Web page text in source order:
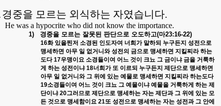
경중을 모르는 외식하는 자였습니다.
He was a hypocrite who did not know the importance.
1) 경중을 모르는 잘못된 판단으로 오도하고(마23:16-22)
16화 있을찐저 소경된 인도자여 너희가 말하되 누구든지 성전으로
맹세하면 아무 일 없거니와 성전의 금으로 맹세하면 지킬찌라 하는
도다17우맹이요 소경들이여 어느 것이 크뇨 그 금이냐 금을 거룩하
게 하는 성전이냐18너희가 또 이르되 누구든지 제단으로 맹세하면
아무 일 없거니와 그 위에 있는 예물로 맹세하면 지킬찌라 하는도다
19소경들이여 어느 것이 크뇨 그 예물이냐 예물을 거룩하게 하는 제
단이냐20그러므로 제단으로 맹세하는 자는 제단과 그 위에 있는 모
든 것으로 맹세함이요 21또 성전으로 맹세하는 자는 성전과 그 안에